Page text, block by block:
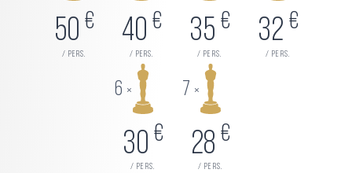
50 €
/ pers.
40 €
/ pers.
35 €
/ pers.
32 €
/ pers.
6 ×
30 €
/ pers.
7 ×
28 €
/ pers.